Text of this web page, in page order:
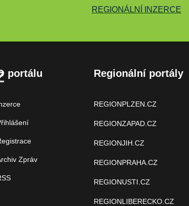
REGIONÁLNÍ INZERCE
portálu
Zpráv
Regionální portály
REGIONPLZEN.CZ
REGIONZAPAD.CZ
REGIONJIH.CZ
REGIONPRAHA.CZ
REGIONUSTI.CZ
REGIONLIBERECKO.CZ